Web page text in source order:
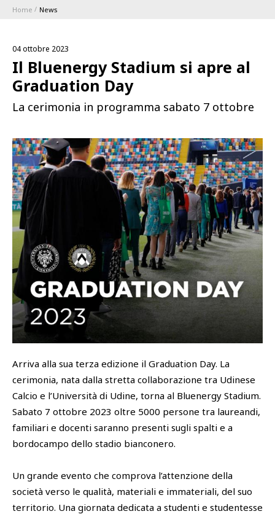
1896 MEMBERSHIP PROGRAM
STAGIONE
Serie A
Coppa Italia
Calendari e Risultati
Classifiche
Academy
BLUENERGY STADIUM
MEETING CENTER
SPONSOR
SQUADRE
SHOP
PHOTOGALLERY
Home News
04 ottobre 2023
Il Bluenergy Stadium si apre al
Graduation Day
La cerimonia in programma sabato 7 ottobre
Arriva alla sua terza edizione il Graduation Day. La
cerimonia, nata dalla stretta collaborazione tra Udinese
Calcio e l’Università di Udine, torna al Bluenergy Stadium.
Sabato 7 ottobre 2023 oltre 5000 persone tra laureandi,
familiari e docenti saranno presenti sugli spalti e a
bordocampo dello stadio bianconero.
Un grande evento che comprova l’attenzione della
società verso le qualità, materiali e immateriali, del suo
territorio. Una giornata dedicata a studenti e studentesse